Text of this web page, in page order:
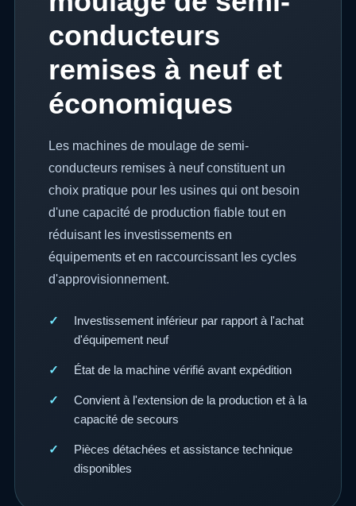
conducteurs
remises à neuf et
économiques
Les machines de moulage de semi-
conducteurs remises à neuf constituent un
choix pratique pour les usines qui ont besoin
d'une capacité de production fiable tout en
réduisant les investissements en
équipements et en raccourcissant les cycles
d'approvisionnement.
Investissement inférieur par rapport à l'achat
d'équipement neuf
État de la machine vérifié avant expédition
Convient à l'extension de la production et à la
capacité de secours
Pièces détachées et assistance technique
disponibles